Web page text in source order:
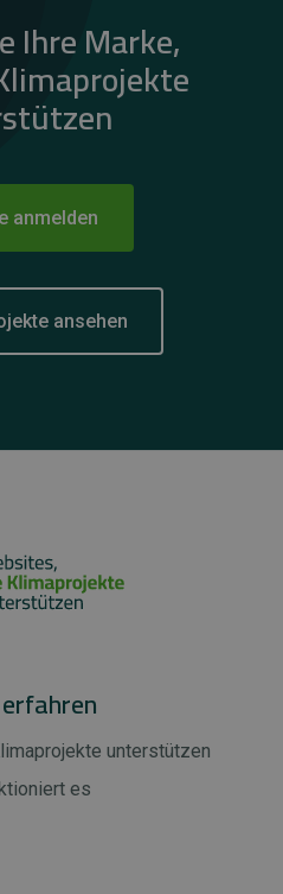
Ihre Marke,
anmelden
ansehen
unterstützen
es